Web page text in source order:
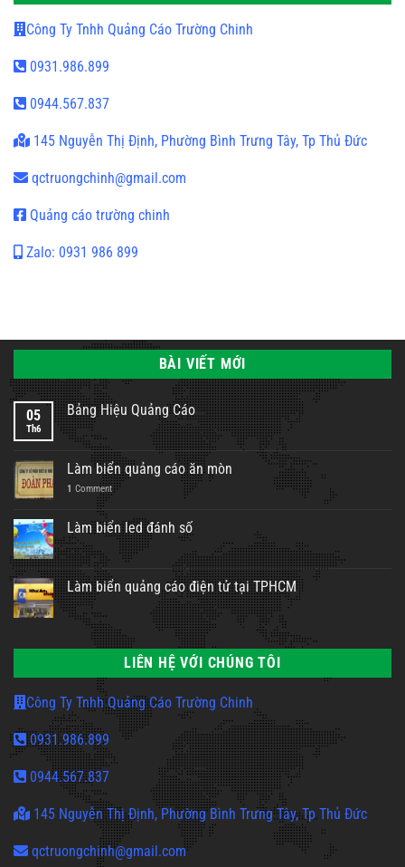
Công Ty Tnhh Quảng Cáo Trường Chinh
0931.986.899
0944.567.837
145 Nguyễn Thị Định, Phường Bình Trưng Tây, Tp Thủ Đức
qctruongchinh@gmail.com
Quảng cáo trường chinh
Zalo: 0931 986 899
BÀI VIẾT MỚI
05
Th6
Bảng Hiệu Quảng Cáo
Làm biển quảng cáo ăn mòn
1 Comment
Làm biển led đánh số
Làm biển quảng cáo điện tử tại TPHCM
LIÊN HỆ VỚI CHÚNG TÔI
Công Ty Tnhh Quảng Cáo Trường Chinh
0931.986.899
0944.567.837
145 Nguyễn Thị Định, Phường Bình Trưng Tây, Tp Thủ Đức
qctruongchinh@gmail.com